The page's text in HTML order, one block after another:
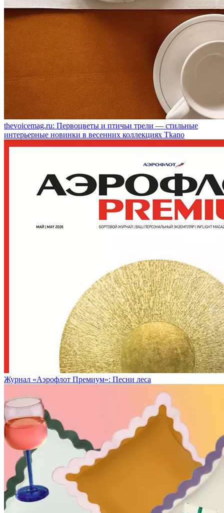
thevoicemag.ru: Первоцветы и птичьи трели — стильные
интерьерные новинки в весенних коллекциях Tkano
Журнал «Аэрофлот Премиум»: Песни леса